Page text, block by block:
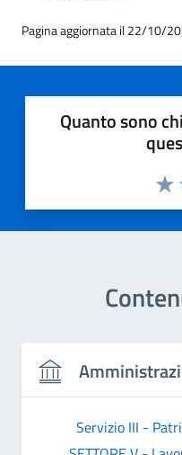
Pagina aggiornata il 22/10/
Quanto sono
Servizio III -